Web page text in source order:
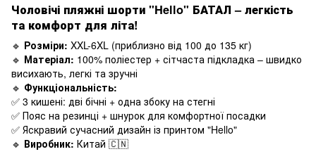
Чоловічі пляжні шорти "Hello" БАТАЛ – легкість
та комфорт для літа!
🔹 Розміри: XXL-6XL (приблизно від 100 до 135 кг)
🔹 Матеріал: 100% поліестер + сітчаста підкладка – швидко
висихають, легкі та зручні
🔹 Функціональність:
✅ 3 кишені: дві бічні + одна збоку на стегні
✅ Пояс на резинці + шнурок для комфортної посадки
✅ Яскравий сучасний дизайн із принтом "Hello"
🔹 Виробник: Китай 🇨🇳